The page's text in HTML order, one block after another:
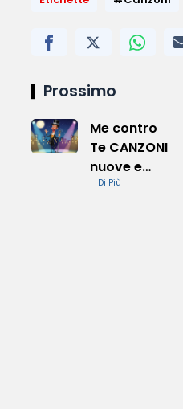
Prossimo
Me contro
Te CANZONI
nuove e
Successi
Di Più